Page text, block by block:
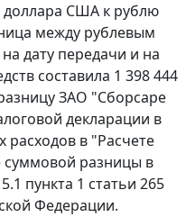
доллара США к рублю
между рублевым
дату передачи и на
составила 1 398 444
ЗАО "Сборсаре
декларации в
расходов в "Расчете
суммовой разницы в
пункта 1 статьи 265
Федерации.